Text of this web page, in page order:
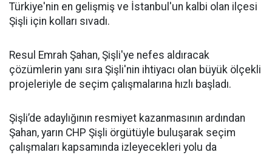
Türkiye'nin en gelişmiş ve İstanbul'un kalbi olan ilçesi
Şişli için kolları sıvadı.
Resul Emrah Şahan, Şişli'ye nefes aldıracak
çözümlerin yanı sıra Şişli'nin ihtiyacı olan büyük ölçekli
projeleriyle de seçim çalışmalarına hızlı başladı.
Şişli’de adaylığının resmiyet kazanmasının ardından
Şahan, yarın CHP Şişli örgütüyle buluşarak seçim
çalışmaları kapsamında izleyecekleri yolu da